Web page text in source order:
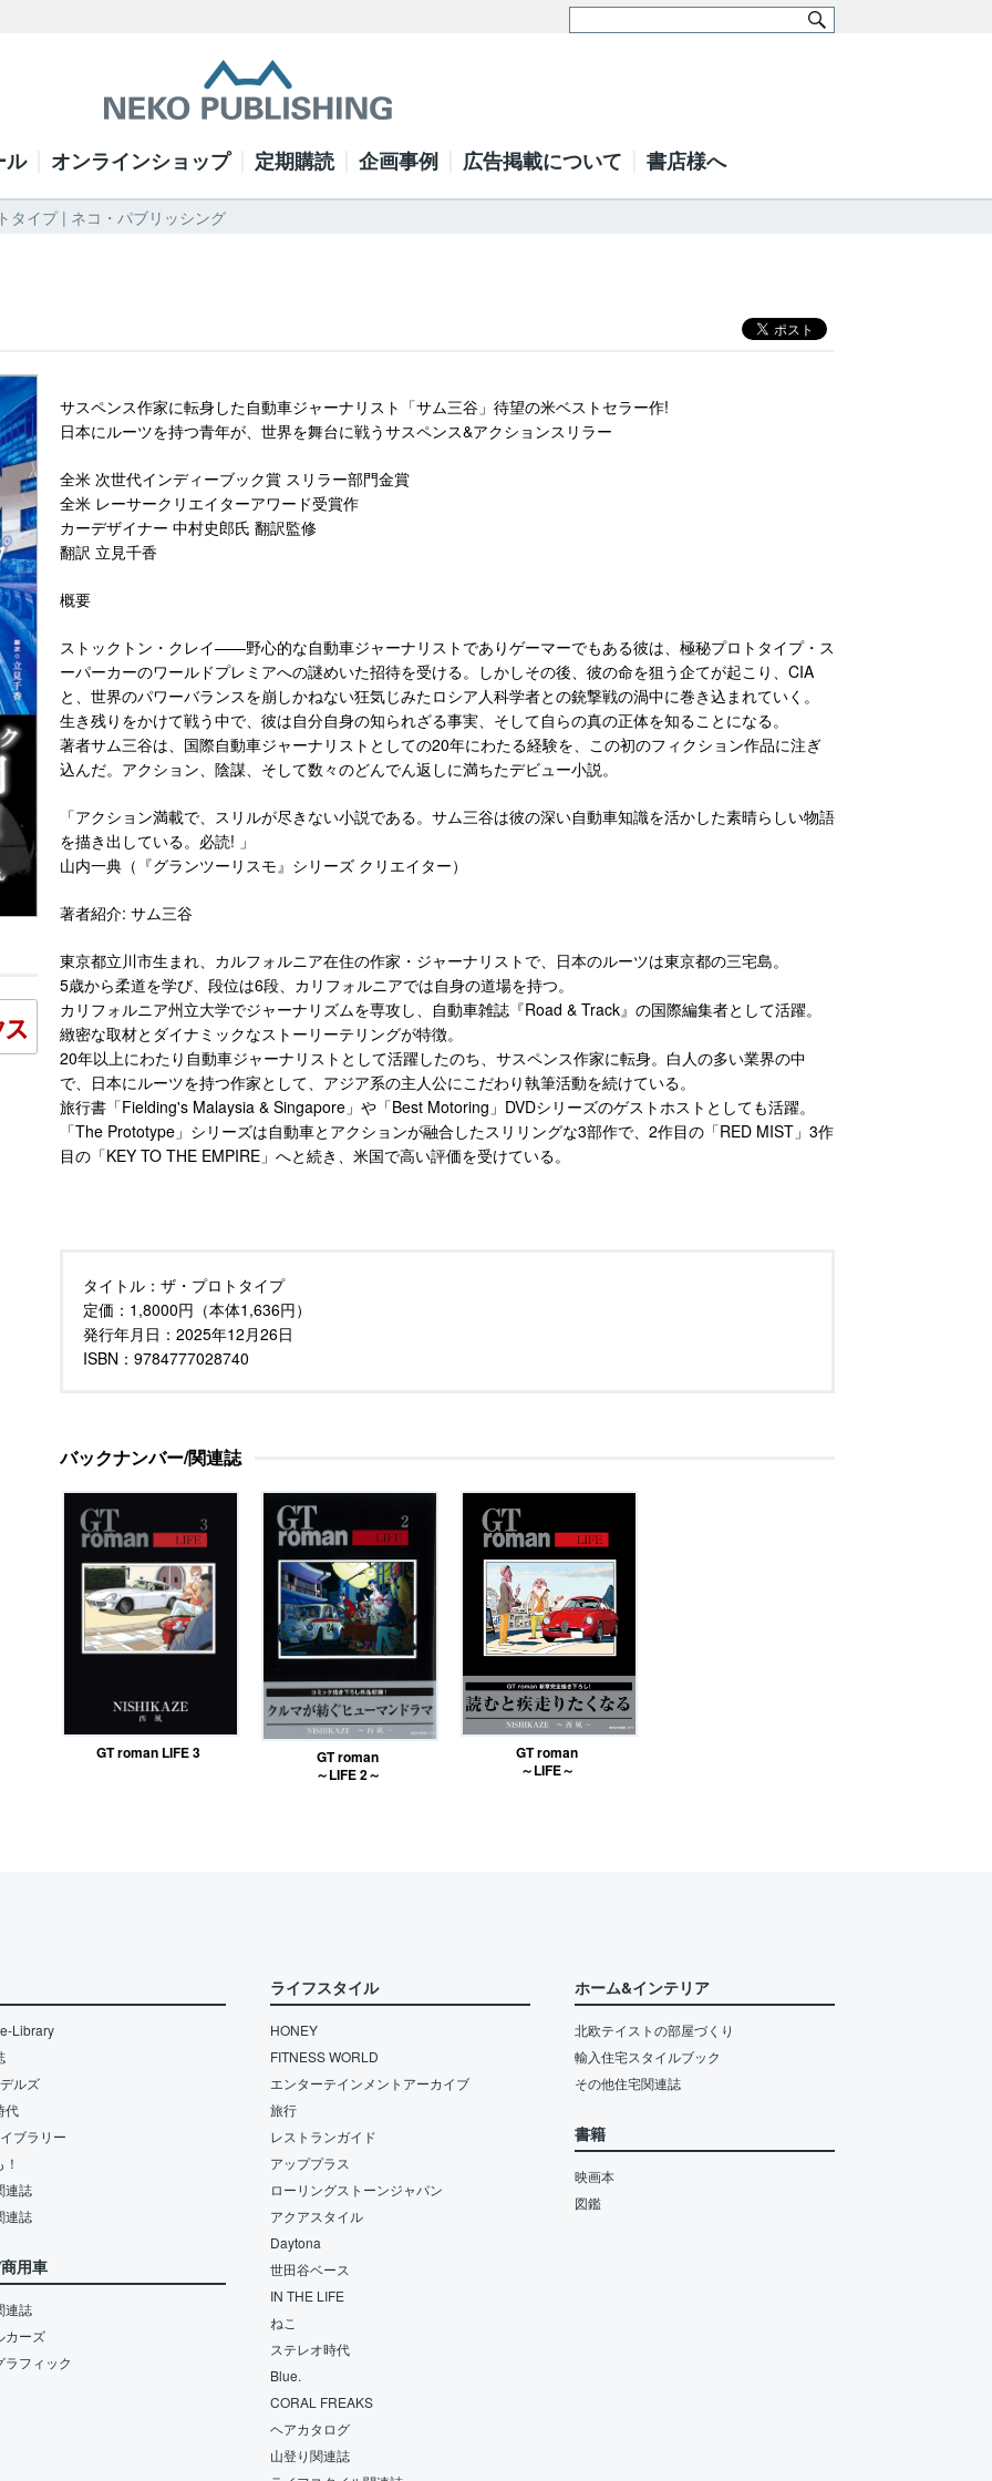
ル オンラインショップ 定期購読 企画事例 広告掲載について 書店様へ
タイプ | ネコ・パブリッシング
サスペンス作家に転身した自動車ジャーナリスト「サム三谷」待望の米ベストセラー作!
日本にルーツを持つ青年が、世界を舞台に戦うサスペンス&アクションスリラー
全米 次世代インディーブック賞 スリラー部門金賞
全米 レーサークリエイターアワード受賞作
カーデザイナー 中村史郎氏 翻訳監修
翻訳 立見千香
概要
ストックトン・クレイ——野心的な自動車ジャーナリストでありゲーマーでもある彼は、極秘プロトタイプ・ス
ーパーカーのワールドプレミアへの謎めいた招待を受ける。しかしその後、彼の命を狙う企てが起こり、CIA
と、世界のパワーバランスを崩しかねない狂気じみたロシア人科学者との銃撃戦の渦中に巻き込まれていく。
生き残りをかけて戦う中で、彼は自分自身の知られざる事実、そして自らの真の正体を知ることになる。
著者サム三谷は、国際自動車ジャーナリストとしての20年にわたる経験を、この初のフィクション作品に注ぎ
込んだ。アクション、陰謀、そして数々のどんでん返しに満ちたデビュー小説。
「アクション満載で、スリルが尽きない小説である。サム三谷は彼の深い自動車知識を活かした素晴らしい物語
を描き出している。必読! 」
山内一典（『グランツーリスモ』シリーズ クリエイター）
著者紹介: サム三谷
東京都立川市生まれ、カルフォルニア在住の作家・ジャーナリストで、日本のルーツは東京都の三宅島。
5歳から柔道を学び、段位は6段、カリフォルニアでは自身の道場を持つ。
カリフォルニア州立大学でジャーナリズムを専攻し、自動車雑誌『Road & Track』の国際編集者として活躍。
緻密な取材とダイナミックなストーリーテリングが特徴。
20年以上にわたり自動車ジャーナリストとして活躍したのち、サスペンス作家に転身。白人の多い業界の中
で、日本にルーツを持つ作家として、アジア系の主人公にこだわり執筆活動を続けている。
旅行書「Fielding's Malaysia & Singapore」や「Best Motoring」DVDシリーズのゲストホストとしても活躍。
「The Prototype」シリーズは自動車とアクションが融合したスリリングな3部作で、2作目の「RED MIST」3作
目の「KEY TO THE EMPIRE」へと続き、米国で高い評価を受けている。
タイトル： ザ・プロトタイプ
定価： 1,8000円（本体1,636円）
発行年月日： 2025年12月26日
ISBN：9784777028740
バックナンバー/関連誌
GT roman LIFE 3
GT roman
～LIFE 2～
GT roman
～LIFE～
Library
ルズ
代
ブラリー
連誌
連誌
用車
連誌
カーズ
ラフィック
ライフスタイル
HONEY
FITNESS WORLD
エンターテインメントアーカイブ
旅行
レストランガイド
アッププラス
ローリングストーンジャパン
アクアスタイル
Daytona
世田谷ベース
IN THE LIFE
ねこ
ステレオ時代
Blue.
CORAL FREAKS
ヘアカタログ
山登り関連誌
ホーム&インテリア
北欧テイストの部屋づくり
輸入住宅スタイルブック
その他住宅関連誌
書籍
映画本
図鑑